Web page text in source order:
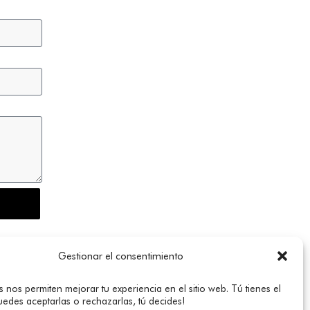
Gestionar el consentimiento
nos permiten mejorar tu experiencia en el sitio web. Tú tienes el
aceptarlas o rechazarlas, tú decides!
à